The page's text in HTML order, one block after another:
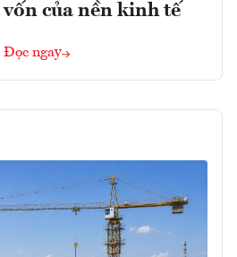
của nền kinh tế
Đọc ngay